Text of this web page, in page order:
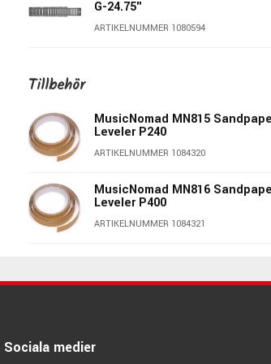
G-24.75"
ARTIKELNUMMER 1080594
MusicNomad MN804 - Fret
E-24.75"
MusicNomad MN802 - Fret
P-25"
MusicNomad MN831 Fret
File
MusicNomad MN821 Tribeam
Tillbehör
MusicNomad MN815
Leveler P240
ARTIKELNUMMER 1084320
MusicNomad MN816
Leveler P400
ARTIKELNUMMER 1084321
Sociala medier